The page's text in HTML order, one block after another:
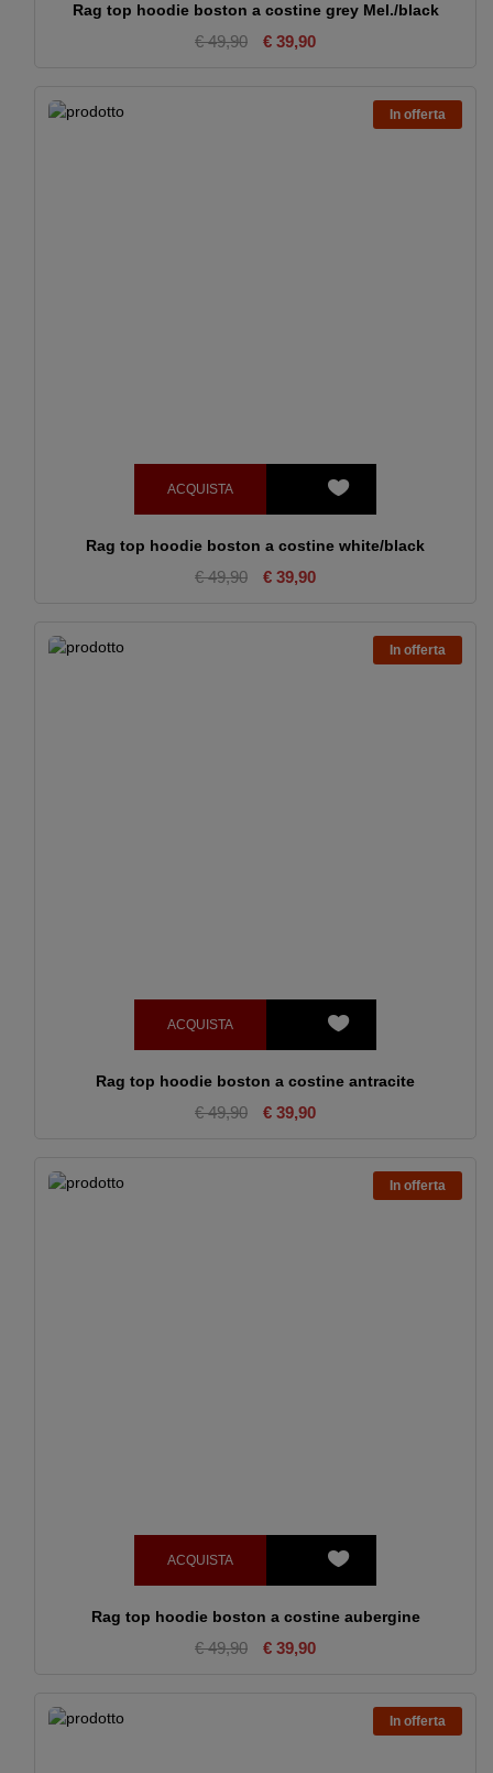
Rag top hoodie boston a costine grey Mel./black
€ 49,90 € 39,90
In offerta
ACQUISTA
Rag top hoodie boston a costine white/black
€ 49,90 € 39,90
In offerta
ACQUISTA
Rag top hoodie boston a costine antracite
€ 49,90 € 39,90
In offerta
ACQUISTA
Rag top hoodie boston a costine aubergine
€ 49,90 € 39,90
In offerta